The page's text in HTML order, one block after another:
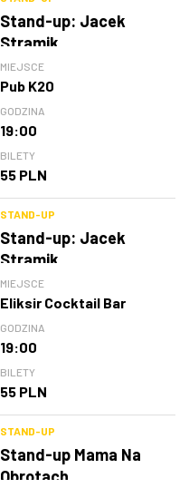
Stand-up: Jacek
Stramik
MIEJSCE
Pub K20
GODZINA
19:00
BILETY
55 PLN
STAND-UP
Stand-up: Jacek
Stramik
MIEJSCE
Eliksir Cocktail Bar
GODZINA
19:00
BILETY
55 PLN
STAND-UP
Stand-up Mama Na
Obrotach